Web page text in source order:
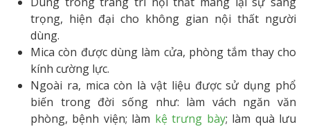
trọng, hiện đại cho không gian nội thất người
dùng.
Mica còn được dùng làm cửa, phòng tắm thay cho
kính cường lực.
Ngoài ra, mica còn là vật liệu được sử dụng phổ
biến trong đời sống như: làm vách ngăn văn
phòng, bệnh viện; làm kệ trưng bày; làm quà lưu